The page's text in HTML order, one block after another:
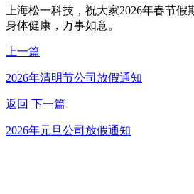
上海松一科技，祝大家2026年春节假
身体健康，万事如意。
上一篇
2026年清明节公司放假通知
返回 下一篇
2026年元旦公司放假通知